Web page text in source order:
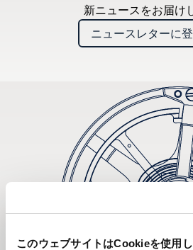
このウェブサイトはCookieを使用
新ニュースをお届け
ニュースレターに